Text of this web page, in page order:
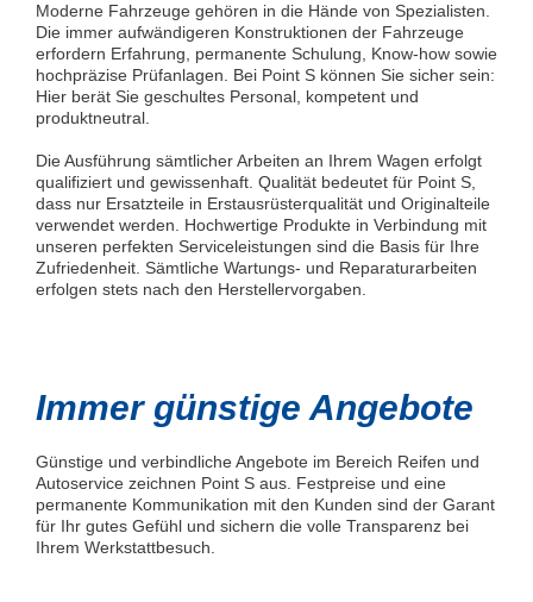
Moderne Fahrzeuge gehören in die Hände von Spezialisten.
Die immer aufwändigeren Konstruktionen der Fahrzeuge
erfordern Erfahrung, permanente Schulung, Know-how sowie
hochpräzise Prüfanlagen. Bei Point S können Sie sicher sein:
Hier berät Sie geschultes Personal, kompetent und
produktneutral.
Die Ausführung sämtlicher Arbeiten an Ihrem Wagen erfolgt
qualifiziert und gewissenhaft. Qualität bedeutet für Point S,
dass nur Ersatzteile in Erstausrüsterqualität und Originalteile
verwendet werden. Hochwertige Produkte in Verbindung mit
unseren perfekten Serviceleistungen sind die Basis für Ihre
Zufriedenheit. Sämtliche Wartungs- und Reparaturarbeiten
erfolgen stets nach den Herstellervorgaben.
Immer günstige Angebote
Günstige und verbindliche Angebote im Bereich Reifen und
Autoservice zeichnen Point S aus. Festpreise und eine
permanente Kommunikation mit den Kunden sind der Garant
für Ihr gutes Gefühl und sichern die volle Transparenz bei
Ihrem Werkstattbesuch.